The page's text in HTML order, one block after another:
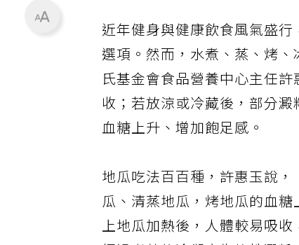
近年健身與健康飲食風氣盛行
選項。然而，水煮、蒸、烤
氏基金會食品營養中心主任
收；若放涼或冷藏後，部分
血糖上升、增加飽足感。
地瓜吃法百百種，許惠玉說
瓜、清蒸地瓜，烤地瓜的血
上地瓜加熱後，人體較易吸